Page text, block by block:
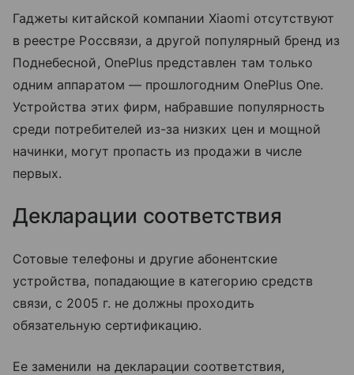
Гаджеты китайской компании Xiaomi отсутствуют
в реестре Россвязи, а другой популярный бренд из
Поднебесной, OnePlus представлен там только
одним аппаратом — прошлогодним OnePlus One.
Устройства этих фирм, набравшие популярность
среди потребителей из-за низких цен и мощной
начинки, могут пропасть из продажи в числе
первых.
Декларации соответствия
Сотовые телефоны и другие абонентские
устройства, попадающие в категорию средств
связи, с 2005 г. не должны проходить
обязательную сертификацию.
Ее заменили на декларации соответствия,